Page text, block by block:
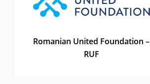
Romanian United Foundation –
RUF